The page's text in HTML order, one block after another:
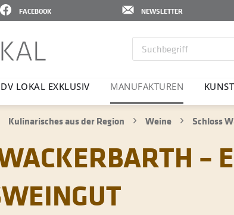
NEWSLETTER
FACEBOOK
LOKAL EXKLUSIV MANU­FAK­TUREN
Kulinarisches aus der Region Weine Schloss
–